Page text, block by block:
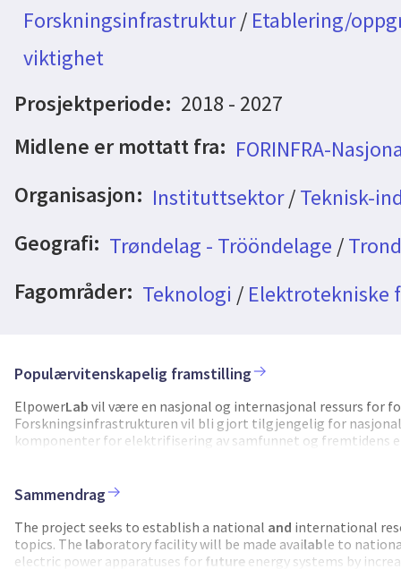
Forskningsinfrastruktur/ Etablering/
viktighet
Prosjektperiode: 2018 - 2027
Midlene er mottatt fra: FORINFRA-
Organisasjon: Instituttsektor/Teknisk-
Geografi: Trøndelag - Trööndelage /
Fagområder: Teknologi / Elektrotekniske
Populærvitenskapelig framstilling
ElpowerLab vil være en nasjonal og internasjonal ressurs for
Forskningsinfrastrukturen vil bli gjort tilgjengelig for
komponenter for elektrifisering av samfunnet og fremtidens
karakteriseringsutstyr for å undersøke
undersøke elektriske, mekaniske og kjemiske egenskaper i
forventede elektriske belastningsmønstre og påkjenninger i
fornybare kilder påkjenninger og belastningsmønstre? -
teknologier vil gi de forventede påkjenningene? - Forståelse
Sammendrag
The project seeks to establish a national and international
topics. The laboratory facility will be made available to
electric power apparatuses for future energy systems by